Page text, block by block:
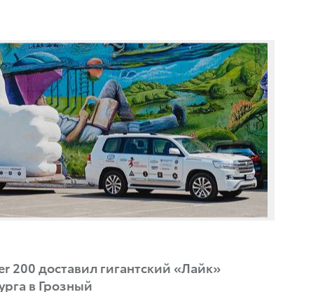
200 доставил гигантский «Лайк»
в Грозный